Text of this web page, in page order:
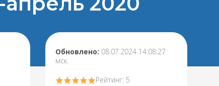
Обновлено: 08.07.2024 14:08:27
мск.
Рейтинг: 5